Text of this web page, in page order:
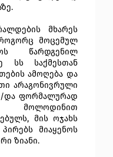
მხარეს
მოცემულ
წარდგენილ
სს საქმესთან
ამოღება და
არაგონივრული
და ფორმალურად
მოლოდინით
მის ოჯახს
მიაყენოს
ზიანი.